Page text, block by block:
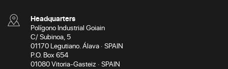
Headquarters
Polígono Industrial Goiain
C/ Subinoa, 5
01170 Legutiano. Álava · SPAIN
P.O. Box 654
01080 Vitoria-Gasteiz · SPAIN